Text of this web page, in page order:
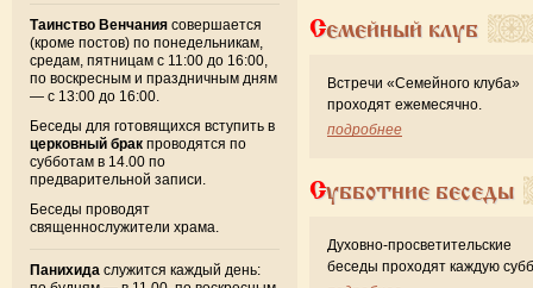
Таинство Венчания совершается
(кроме постов) по понедельникам,
средам, пятницам с 11:00 до 16:00,
по воскресным и праздничным дням
— с 13:00 до 16:00.
Беседы для готовящихся вступить в
церковный брак проводятся по
субботам в 14.00 по
предварительной записи.
Беседы проводят
священнослужители храма.
Панихида служится каждый день:
Семейный клуб
Встречи «Семейного клуба»
проходят ежемесячно.
подробнее
Субботние беседы
Духовно-просветительские
беседы проходят каждую